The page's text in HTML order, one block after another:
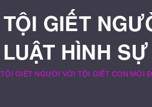
GIẾT
HÌNH SỰ
TỘI GIẾT NGƯỜI VỚI TỘI GIẾT CON MỚI